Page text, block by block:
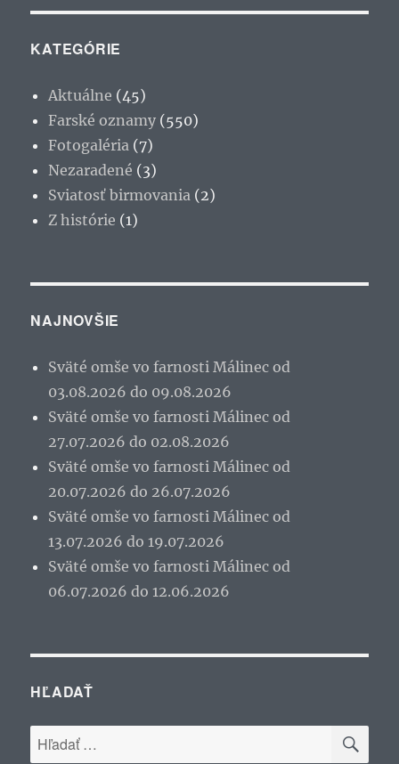
KATEGÓRIE
Aktuálne (45)
Farské oznamy (550)
Fotogaléria (7)
Nezaradené (3)
Sviatosť birmovania (2)
Z histórie (1)
NAJNOVŠIE
Sväté omše vo farnosti Málinec od
03.08.2026 do 09.08.2026
Sväté omše vo farnosti Málinec od
27.07.2026 do 02.08.2026
Sväté omše vo farnosti Málinec od
20.07.2026 do 26.07.2026
Sväté omše vo farnosti Málinec od
13.07.2026 do 19.07.2026
Sväté omše vo farnosti Málinec od
06.07.2026 do 12.06.2026
HĽADAŤ
Hľadať: